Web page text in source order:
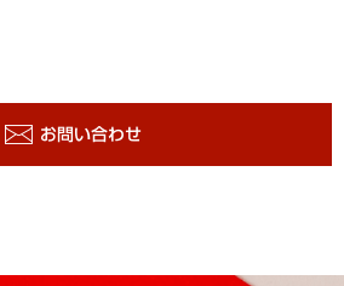
お問い合わせ